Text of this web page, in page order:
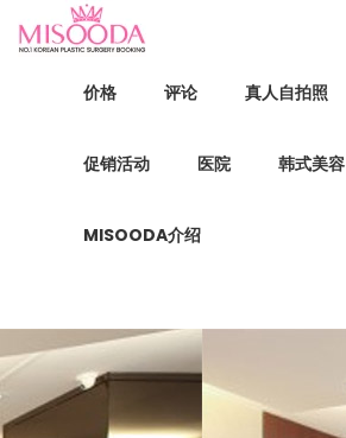
价格 评论 真人自拍照
促销活动 医院 韩式美容
MISOODA介绍